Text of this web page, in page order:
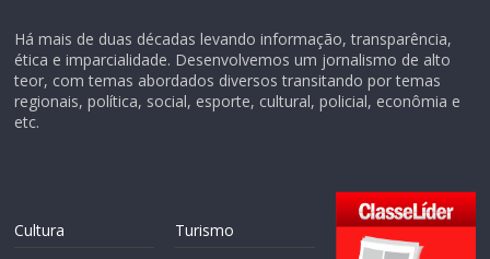
Há mais de duas décadas levando informação, transparência,
ética e imparcialidade. Desenvolvemos um jornalismo de alto
teor, com temas abordados diversos transitando por temas
regionais, política, social, esporte, cultural, policial, econômia e
etc.
Cultura
Turismo